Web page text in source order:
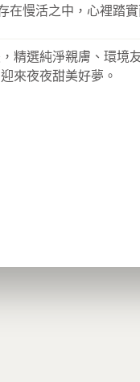
慢活之中，心裡踏
精選純淨親膚、環
來夜夜甜美好夢。